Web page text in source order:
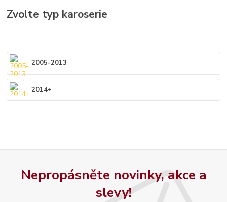
Zvolte typ karoserie
2005-2013
2014+
Nepropásněte novinky, akce a
slevy!